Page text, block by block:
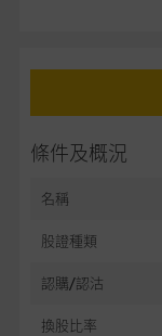
條件及概況
名稱
股證種類
認購/認沽
換股比率